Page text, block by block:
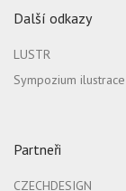
Další odkazy
LUSTR
Sympozium ilustrace
Partneři
CZECHDESIGN